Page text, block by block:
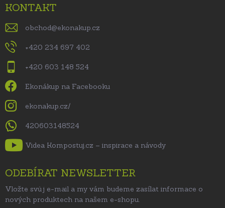
KONTAKT
obchod@ekonakup.cz
+420 234 697 402
+420 603 148 524
Ekonákup na Facebooku
ekonakup.cz/
420603148524
Videa Kompostuj.cz – inspirace a návody
ODEBÍRAT NEWSLETTER
Vložte svůj e-mail a my vám budeme zasílat informace o
nových produktech na našem e-shopu.